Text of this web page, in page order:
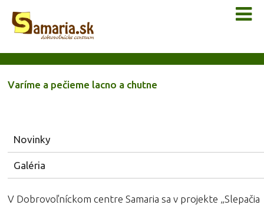
Varíme a pečieme lacno a chutne
Novinky
Galéria
V Dobrovoľníckom centre Samaria sa v projekte „Slepačia